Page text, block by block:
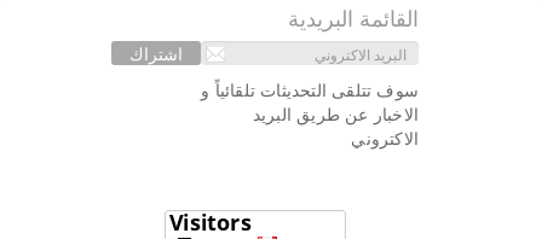
القائمة البريدية
اشتراك
سوف تتلقى التحديثات تلقائياً و
الاخبار عن طريق البريد
الاكتروني